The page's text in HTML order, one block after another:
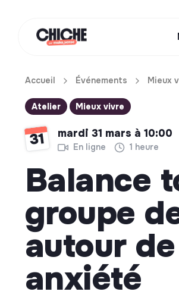
Accueil Événements Mieux
Atelier Mieux vivre
31 mardi 31 mars à 10:00
En ligne 1 heure
Balance
groupe
autour
anxiété